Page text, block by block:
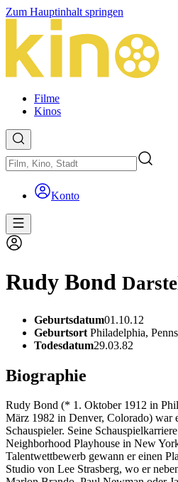
Zum Hauptinhalt springen
Filme
Kinos
Konto
Rudy Bond
Geburtsdatum01.10.12
Geburtsort Philadelphia,
Todesdatum29.03.82
Biographie
Rudy Bond (* 1. Oktober 1912 in
März 1982 in Denver, Colorado) war
Schauspieler. Seine
Neighborhood Playhouse in New
Talentwettbewerb gewann er einen
Studio von Lee Strasberg, wo er